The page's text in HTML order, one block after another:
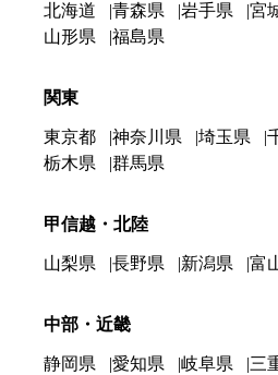
北海道 青森県 岩手県 宮
山形県
福島県
関東
東京都 神奈川県 埼玉県
栃木県
群馬県
甲信越・北陸
山梨県 長野県 新潟県 富
中部・近畿
静岡県 愛知県 岐阜県 三